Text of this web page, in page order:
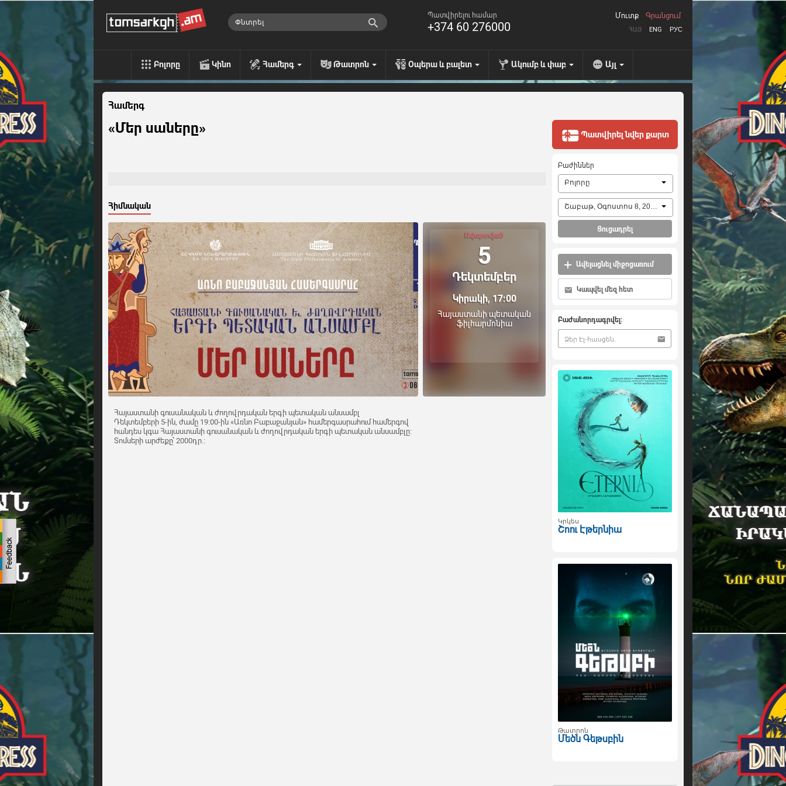
Պատվիրելու համար
+374 60 276000 ՀԱՅ ENG РУС
Մուտք Գրանցում
Բոլորը Կինո Համերգ Թատրոն Օպերա և բալետ Ակումբ և փաբ Այլ
Համերգ
«Մեր սաները»
Հիմնական
Ավարտված
5
Դեկտեմբեր
Կիրակի, 17:00
Հայաստանի պետական
ֆիլհարմոնիա
Հայաստանի գուսանական և ժողովրդական երգի պետական անսամբլ
Դեկտեմբերի 5-ին, ժամը 19:00-ին «Առնո Բաբաջանյան» համերգասրահում համերգով
հանդես կգա Հայաստանի գուսանական և ժողովրդական երգի պետական անսամբլը:
Տոմսերի արժեքը՝ 2000դր.:
Պատվիրել նվեր քարտ
Բաժիններ
Բոլորը
Շաբաթ, Օգոստոս 8, 2026
Ցուցադրել
Ավելացնել միջոցառում
Կապվել մեզ հետ
Բաժանորդագրվել:
Կրկես
Շոու Էթերնիա
Թատրոն
Մեծն Գեթսբին